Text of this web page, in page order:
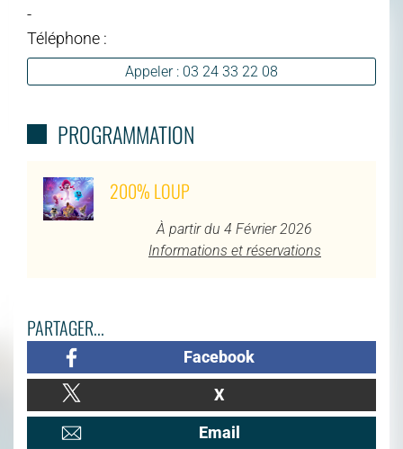
-
Téléphone :
Appeler : 03 24 33 22 08
PROGRAMMATION
200% LOUP
À partir du 4 Février 2026
Informations et réservations
PARTAGER...
Facebook
X
Email